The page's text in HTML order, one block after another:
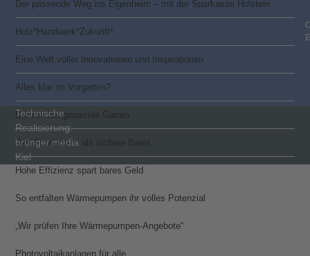
Der passende Weg ins Eigenheim – mit der Sparkasse Holstein
Holz*Handwerk*Zukunft*
Eine Welt voller Innovationen und Inspirationen
Alles klar im Vorgarten?
Der klimaangepasste Garten
Das Fundament als sichere Basis
Hohe Effizienz spart bares Geld
So entfalten Wärmepumpen ihr volles Potenzial
„Wir prüfen Ihre Wärmepumpen-Angebote“
Photovoltaik­­anlagen für alle
Technische
Realisierung:
brünger.media
Kiel